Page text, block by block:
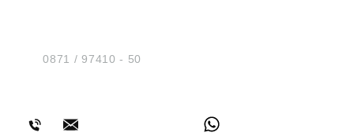
Tel.:0871 / 97410 - 50